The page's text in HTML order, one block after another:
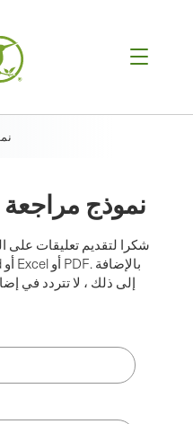
نموذج
شكرا لتقديم تعليقات على
إلى ذلك ، لا تتردد في